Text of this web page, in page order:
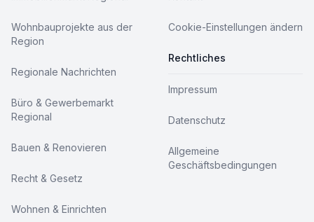
Wohnbauprojekte aus der
Region
Regionale Nachrichten
Büro & Gewerbemarkt
Regional
Bauen & Renovieren
Recht & Gesetz
Wohnen & Einrichten
Cookie-Einstellungen ändern
Rechtliches
Impressum
Datenschutz
Allgemeine
Geschäftsbedingungen